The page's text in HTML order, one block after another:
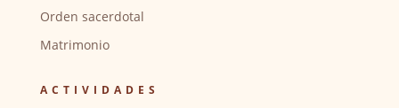
Orden sacerdotal
Matrimonio
ACTIVIDADES